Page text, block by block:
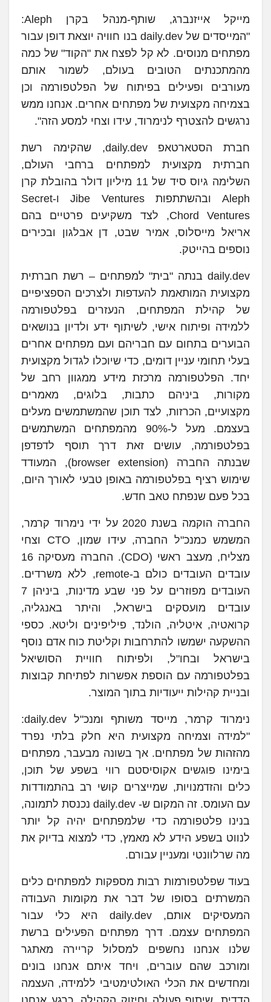
מייקל אייזנברג, שותף-מנהל בקרן Aleph:
"המייסדים של daily.dev בנו חוויה יוצאת דופן עבור
מפתחים מנוסים. לא קל לפצח את "הקוד" של כמה
מהמתכנתים הטובים בעולם, לשמור אותם
מעורבים ופעילים בפיתוח של הפלטפורמה וכן
בצמיחה מקצועית של מפתחים אחרים. אנחנו ממש
נרגשים להצטרף לנימרוד, עידו וצחי למסע הזה".
חברת הסטארטאפ daily.dev, שהקימה רשת
חברתית מקצועית למפתחים ברחבי העולם,
השלימה גיוס סיד של 11 מיליון דולר בהובלת קרן
Aleph ובהשתתפות Jibe Ventures ו-Secret
Chord Ventures, לצד משקיעים פרטיים בהם
אריאל מייסלוס, אמיר שבט, דן אבלגון ובכירים
נוספים בהייטק.
daily.dev בנתה "בית" למפתחים – רשת חברתית
מקצועית המותאמת להעדפות ולצרכים הספציפיים
של קהילת המפתחים, הנעזרים בפלטפורמה
ללמידה ופיתוח אישי, לשיתוף ידע ולדיון בנושאים
הבוערים בתחום עם חבריהם ועם מפתחים אחרים
בעלי תחומי עניין דומים, כדי שיוכלו לגדול מקצועית
יחד. הפלטפורמה מרכזת מידע ממגוון רחב של
מקורות, ביניהם כתבות, בלוגים, מאמרים
מקצועיים, הכרזות, לצד תוכן שהמשתמשים מעלים
בעצמם. מעל ל-90% מהמפתחים המשתמשים
בפלטפורמה, עושים זאת דרך תוסף לדפדפן
שבנתה החברה (browser extension), המעודד
שימוש רציף בפלטפורמה באופן טבעי לאורך היום,
בכל פעם שנפתח טאב חדש.
החברה הוקמה בשנת 2020 על ידי נימרוד קרמר,
המשמש כמנכ"ל החברה, עידו שמון, CTO וצחי
מצליח, מעצב ראשי (CDO). החברה מעסיקה 16
עובדים העובדים כולם ב-remote, ללא משרדים.
העובדים מפוזרים על פני שבע מדינות, ביניהן 7
עובדים מועסקים בישראל, והיתר באנגליה,
קרואטיה, איטליה, הולנד, פיליפינים וליטא. כספי
ההשקעה ישמשו להתרחבות וקליטת כוח אדם נוסף
בישראל ובחו"ל, ולפיתוח חוויית הסושיאל
בפלטפורמה עם הוספת אפשרות לפתיחת קבוצות
ובניית קהילות ייעודיות בתוך המוצר.
נימרוד קרמר, מייסד משותף ומנכ"ל daily.dev:
"למידה וצמיחה מקצועית היא חלק בלתי נפרד
מהזהות של מפתחים. אך בשונה מבעבר, מפתחים
בימינו פוגשים אקוסיסטם רווי בשפע של תוכן,
כלים והזדמנויות, שמייצרים קושי רב בהתמודדות
עם העומס. זה המקום ש- daily.dev נכנסת לתמונה,
בנינו פלטפורמה כדי שלמפתחים יהיה קל יותר
לנווט בשפע הידע לא מאמץ, כדי למצוא בדיוק את
מה שרלוונטי ומעניין עבורם.
בעוד שפלטפורמות רבות מספקות למפתחים כלים
המשרתים בסופו של דבר את מקומות העבודה
המעסיקים אותם, daily.dev היא כלי עבור
המפתחים עצמם. דרך מפתחים הפעילים ברשת
שלנו אנחנו נחשפים למסלול קריירה מאתגר
ומורכב שהם עוברים, ויחד איתם אנחנו בונים
ומחדשים את הכלי האולטימטיבי ללמידה, העצמה